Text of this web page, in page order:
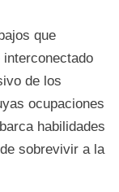
que
de los
ocupaciones
habilidades
sobrevivir a la